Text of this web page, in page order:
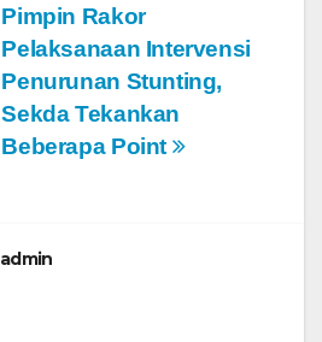
Pimpin Rakor
Pelaksanaan Intervensi
Penurunan Stunting,
Sekda Tekankan
Beberapa Point
admin